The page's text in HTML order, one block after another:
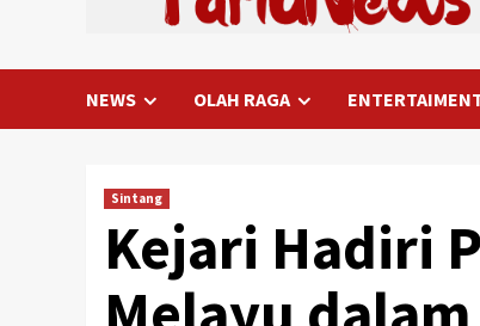
NEWS OLAH RAGA
Sintang
Kejari Hadiri